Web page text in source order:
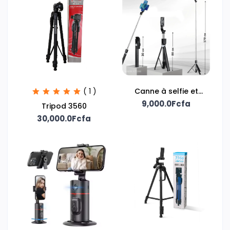
( 1 )
Tripod 3560
30,000.0Fcfa
Canne à selfie et
support téléphone
9,000.0Fcfa